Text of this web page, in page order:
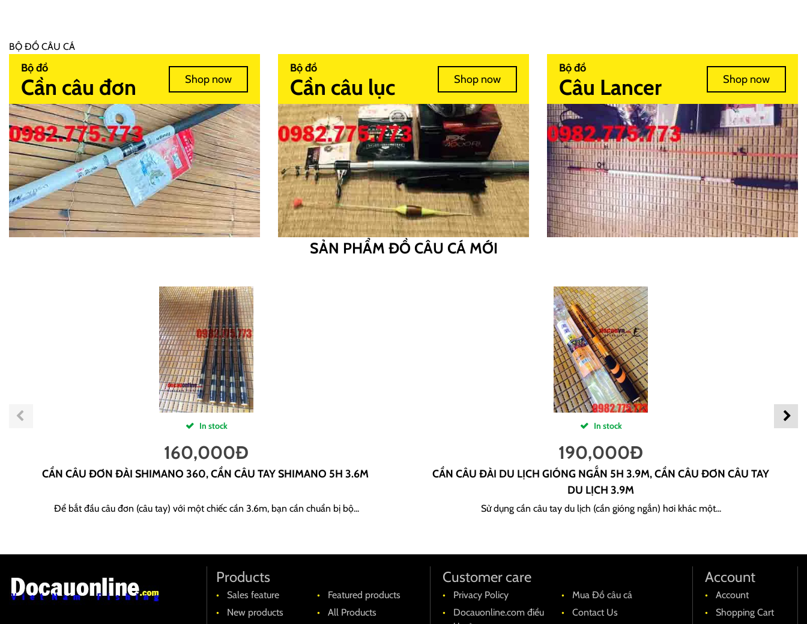
BỘ ĐỒ CÂU CÁ
Bộ đồ
Cần câu đơn Shop now
Bộ đồ
Cần câu lục Shop now
Bộ đồ
Câu Lancer Shop now
SẢN PHẨM ĐỒ CÂU CÁ MỚI
In stock
160,000Đ
CẦN CÂU ĐƠN ĐÀI SHIMANO 360, CẦN CÂU TAY SHIMANO 5H 3.6M
Để bắt đầu câu đơn (câu tay) với một chiếc cần 3.6m, bạn cần chuẩn bị bộ...
In stock
190,000Đ
CẦN CÂU ĐÀI DU LỊCH GIÓNG NGẮN 5H 3.9M, CẦN CÂU ĐƠN CÂU TAY
DU LỊCH 3.9M
Sử dụng cần câu tay du lịch (cần gióng ngắn) hơi khác một...
Products
Sales feature
Featured products
New products
All Products
Customer care
Privacy Policy
Mua Đồ câu cá
Docauonline.com điều
Contact Us
Account
Account
Shopping Cart